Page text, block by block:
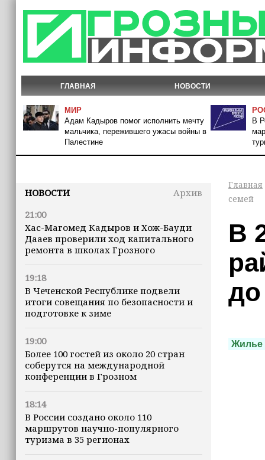
ГЛАВНАЯ НОВОСТИ
МИР
Адам Кадыров помог исполнить мечту
мальчика, пережившего ужасы войны в
Палестине
В
НОВОСТИ
Архив
21:00
Хас-Магомед Кадыров и Хож-Бауди
Дааев проверили ход капитального
ремонта в школах Грозного
19:18
В Чеченской Республике подвели
итоги совещания по безопасности и
подготовке к зиме
19:00
Более 100 гостей из около 20 стран
соберутся на международной
конференции в Грозном
18:14
В России создано около 110
маршрутов научно-популярного
туризма в 35 регионах
Главная
семей
В
до
Жилье